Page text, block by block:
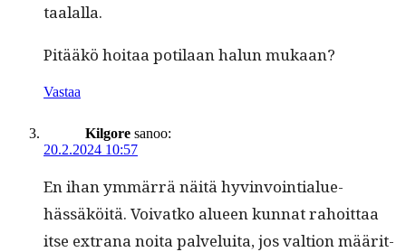
taalalla.
Pitääkö hoitaa poti­laan halun mukaan?
Vastaa
Kilgore sanoo:
20.2.2024 10:57
En ihan ymmär­rä näitä hyv­in­voin­tialue­
hässäköitä. Voivatko alueen kun­nat rahoit­taa
itse extrana noi­ta palvelui­ta, jos val­tion määrit­